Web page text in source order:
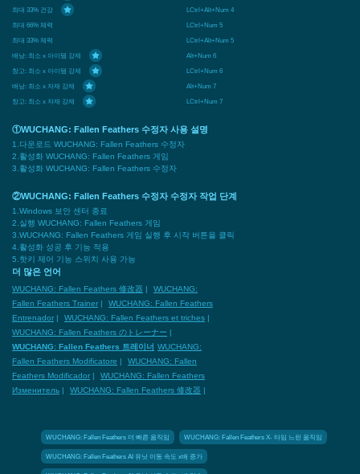
최대 33% 건강
LCtrl+Alt+Num 4
최대 66% 체력
LCtrl+Num 5
최대 33% 체력
LCtrl+Alt+Num 5
배낭: 최소 x 아이템 강제
Alt+Num 6
창고: 최소 x 아이템 강제
LCtrl+Num 6
배낭: 최소 x 자재 강제
Alt+Num 7
창고: 최소 x 자재 강제
LCtrl+Num 7
①WUCHANG: Fallen Feathers 수정자 사용 설명
1.다운로드 WUCHANG: Fallen Feathers 수정자
2.활성화 WUCHANG: Fallen Feathers 게임
3.활성화 WUCHANG: Fallen Feathers 수정자
②WUCHANG: Fallen Feathers 수정자 수정자 작업 단계
1.Windows 보안 센터 종료
2.실행 WUCHANG: Fallen Feathers 게임
3.WUCHANG: Fallen Feathers 게임 실행 후 시작 버튼을 클릭
4.활성화 성공 후 기능 적용
5.핫키 제어 기능 스위치 사용 가능
더 많은 언어
WUCHANG: Fallen Feathers 修改器 |
WUCHANG:
Fallen Feathers Trainer |
WUCHANG: Fallen Feathers
Entrenador | WUCHANG: Fallen Feathers et triches |
WUCHANG: Fallen Feathers のトレーナー |
WUCHANG: Fallen Feathers 트레이너 WUCHANG:
Fallen Feathers Modificatore |
WUCHANG: Fallen
Feathers Modificador |
WUCHANG: Fallen Feathers
Изменитель | WUCHANG: Fallen Feathers 修改器 |
WUCHANG: Fallen Feathers 더 빠른 움직임 WUCHANG: Fallen Feathers X- 타임 느린 움직임
WUCHANG: Fallen Feathers AI 유닛 이동 속도 x배 증가